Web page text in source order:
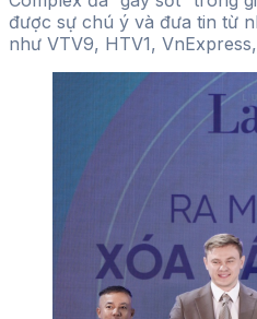
được sự chú ý và đưa tin từ
như VTV9, HTV1,